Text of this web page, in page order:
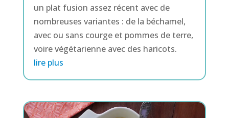
un plat fusion assez récent avec de
nombreuses variantes : de la béchamel,
avec ou sans courge et pommes de terre,
voire végétarienne avec des haricots.
lire plus